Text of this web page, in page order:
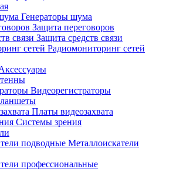
Генераторы шума
Защита переговоров
Защита средств связи
Радиомониторинг сетей
Видеорегистраторы
Платы видеозахвата
Системы зрения
Металлоискатели